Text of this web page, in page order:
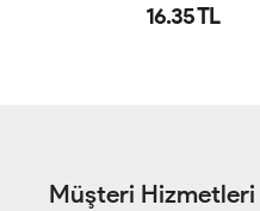
16.35 TL
Müşteri Hizmetleri